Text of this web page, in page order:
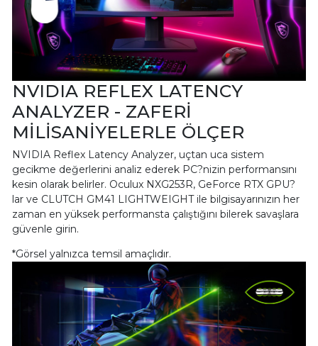
NVIDIA REFLEX LATENCY
ANALYZER - ZAFERİ
MİLİSANİYELERLE ÖLÇER
NVIDIA Reflex Latency Analyzer, uçtan uca sistem
gecikme değerlerini analiz ederek PC?nizin performansını
kesin olarak belirler. Oculux NXG253R, GeForce RTX GPU?
lar ve CLUTCH GM41 LIGHTWEIGHT ile bilgisayarınızın her
zaman en yüksek performansta çalıştığını bilerek savaşlara
güvenle girin.
*Görsel yalnızca temsil amaçlıdır.